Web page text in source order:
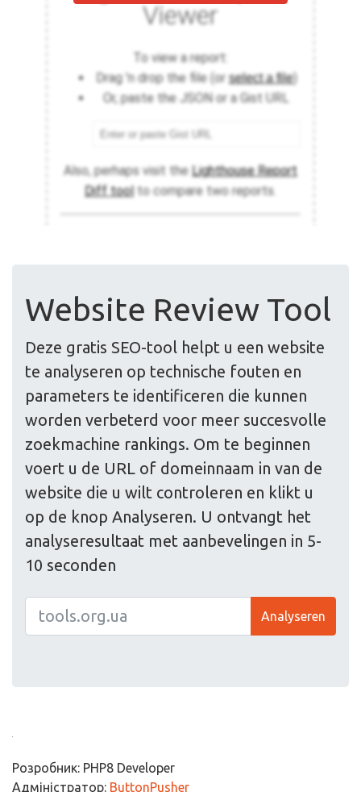
Website Review Tool
Deze gratis SEO-tool helpt u een website
te analyseren op technische fouten en
parameters te identificeren die kunnen
worden verbeterd voor meer succesvolle
zoekmachine rankings. Om te beginnen
voert u de URL of domeinnaam in van de
website die u wilt controleren en klikt u
op de knop Analyseren. U ontvangt het
analyseresultaat met aanbevelingen in 5-
10 seconden
Analyseren
Розробник: PHP8 Developer
Адміністратор: ButtonPusher